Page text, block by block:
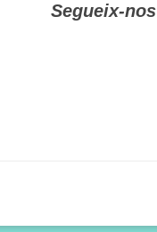
Segueix-nos